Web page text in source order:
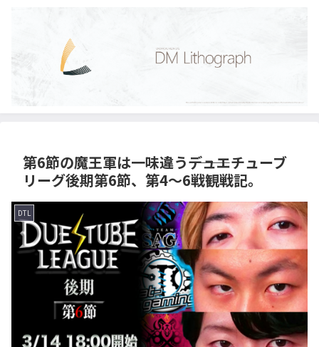
第6節の魔王軍は一味違う―――デュエチューブ
リーグ後期第6節、第4～6戦観戦記。
DTL